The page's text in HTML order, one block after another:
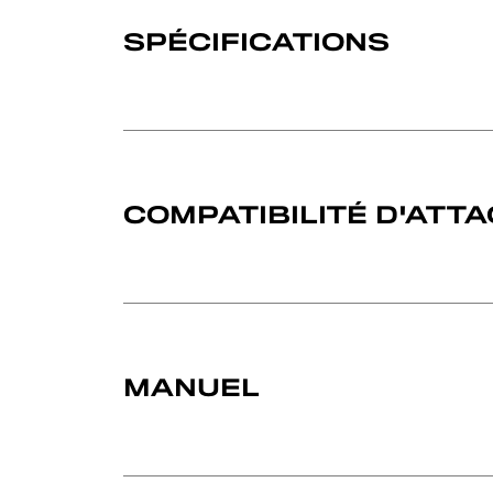
SPÉCIFICATIONS
COMPATIBILITÉ
MANUEL